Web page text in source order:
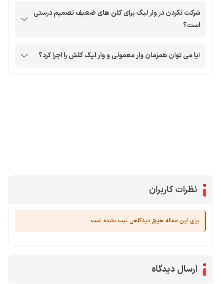
شرکت نکردن در وار لیگ برای کلن های ضعیف تصمیم درستی
است؟
آیا می توان همزمان وار معمولی و وار لیگ کلش را اجرا کرد؟
نظرات کاربران
برای این مقاله هیچ دیدگاهی ثبت نشده است.
ارسال دیدگاه